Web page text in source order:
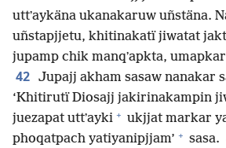
uttʼaykäna ukanakaruw uñstäna.
uñstapjjetu, khitinakatï jiwatat
jupamp chik manqʼapkta,
42 Jupajj akham sasaw nanakar
‘Khitirutï Diosajj jakirinakampin
juezapat uttʼayki + ukjjat markar
phoqatpach yatiyanipjjam’ + sasa.